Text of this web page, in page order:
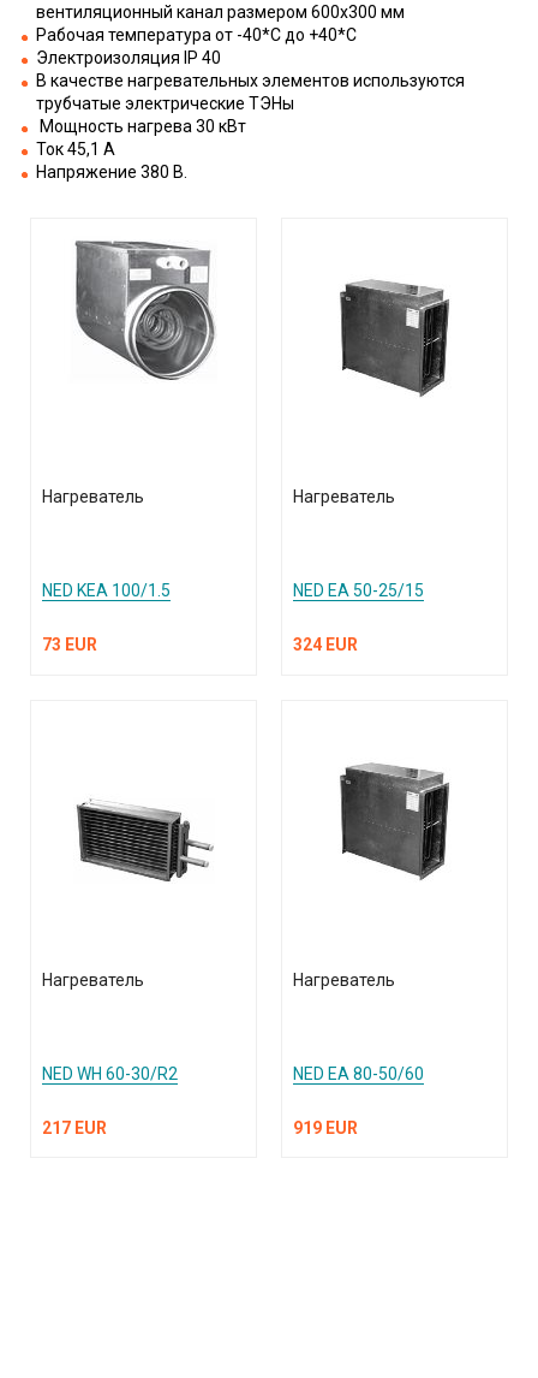
вентиляционный канал размером 600х300 мм
Рабочая температура от -40*С до +40*С
Электроизоляция IP 40
В качестве нагревательных элементов используются
трубчатые электрические ТЭНы
Мощность нагрева 30 кВт
Ток 45,1 А
Напряжение 380 В.
Нагреватель
NED KEA 100/1.5
73 EUR
Нагреватель
NED EA 50-25/15
324 EUR
Нагреватель
NED WH 60-30/R2
217 EUR
Нагреватель
NED EA 80-50/60
919 EUR